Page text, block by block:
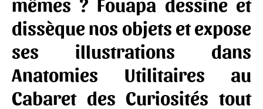
dissèque nos objets et expose
ses illustrations dans
Anatomies Utilitaires au
Cabaret des Curiosités tout